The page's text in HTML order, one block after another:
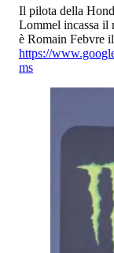
Il pilota della
Lommel incassa il
è Romain Febvre
https://
ms